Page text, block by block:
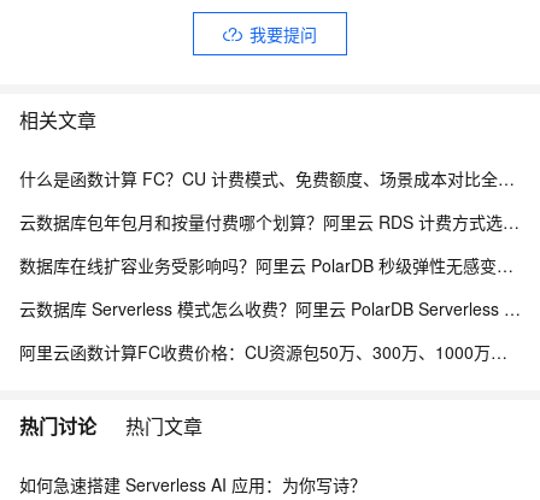
我要提问
相关文章
什么是函数计算 FC？CU 计费模式、免费额度、场景成本对比全说明
云数据库包年包月和按量付费哪个划算？阿里云 RDS 计费方式选型全解析
数据库在线扩容业务受影响吗？阿里云 PolarDB 秒级弹性无感变配解析
云数据库 Serverless 模式怎么收费？阿里云 PolarDB Serverless 按需计费解析
阿里云函数计算FC收费价格：CU资源包50万、300万、1000万、2亿、20亿及4000万CU费用清单
热门讨论 热门文章
如何急速搭建 Serverless AI 应用：为你写诗？